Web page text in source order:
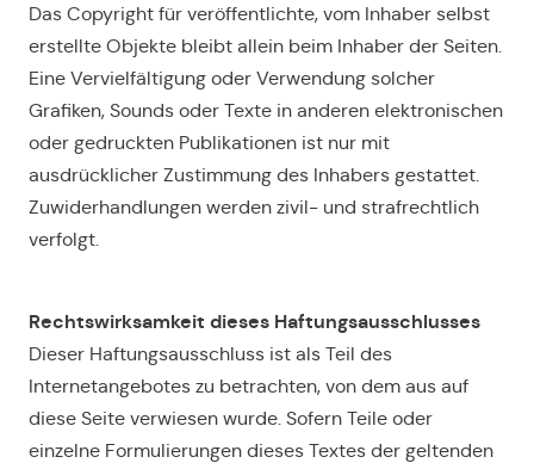
Das Copyright für veröffentlichte, vom Inhaber selbst
erstellte Objekte bleibt allein beim Inhaber der Seiten.
Eine Vervielfältigung oder Verwendung solcher
Grafiken, Sounds oder Texte in anderen elektronischen
oder gedruckten Publikationen ist nur mit
ausdrücklicher Zustimmung des Inhabers gestattet.
Zuwiderhandlungen werden zivil- und strafrechtlich
verfolgt.
Rechtswirksamkeit dieses Haftungsausschlusses
Dieser Haftungsausschluss ist als Teil des
Internetangebotes zu betrachten, von dem aus auf
diese Seite verwiesen wurde. Sofern Teile oder
einzelne Formulierungen dieses Textes der geltenden